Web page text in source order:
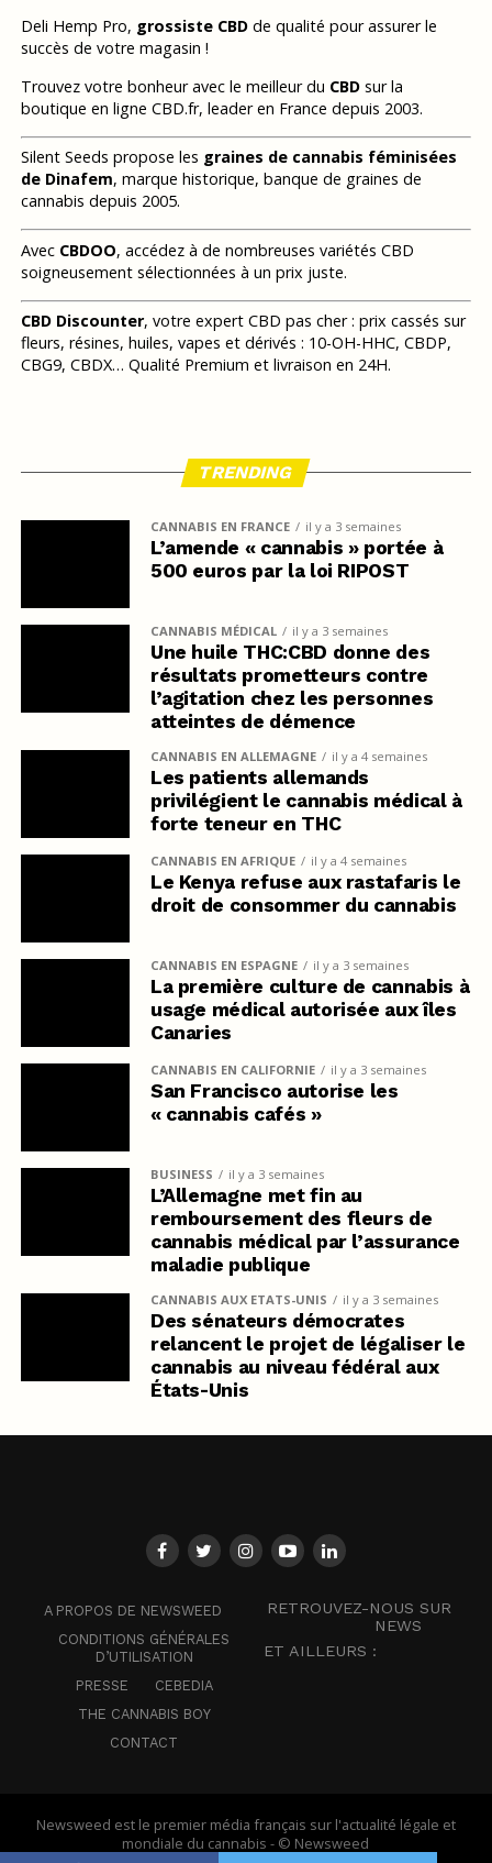
Deli Hemp Pro, grossiste CBDde qualité pour assurer le
succès de votre magasin !
Trouvez votre bonheur avec le meilleur du CBDsur la
boutique en ligne CBD.fr, leader en France depuis 2003.
Silent Seeds propose les graines de cannabis féminisées
de Dinafem, marque historique, banque de graines de
cannabis depuis 2005.
Avec CBDOO, accédez à de nombreuses variétés CBD
soigneusement sélectionnées à un prix juste.
CBD Discounter, votre expert CBD pas cher : prix cassés sur
fleurs, résines, huiles, vapes et dérivés : 10-OH-HHC, CBDP,
CBG9, CBDX… Qualité Premium et livraison en 24H.
TRENDING
CANNABIS EN FRANCE il y a 3 semaines
L’amende « cannabis » portée à
500 euros par la loi RIPOST
CANNABIS MÉDICAL il y a 3 semaines
Une huile THC:CBD donne des
résultats prometteurs contre
l’agitation chez les personnes
atteintes de démence
CANNABIS EN ALLEMAGNE il y a 4 semaines
Les patients allemands
privilégient le cannabis médical à
forte teneur en THC
CANNABIS EN AFRIQUE il y a 4 semaines
Le Kenya refuse aux rastafaris le
droit de consommer du cannabis
CANNABIS EN ESPAGNE il y a 3 semaines
La première culture de cannabis à
usage médical autorisée aux îles
Canaries
CANNABIS EN CALIFORNIE il y a 3 semaines
San Francisco autorise les
« cannabis cafés »
BUSINESS il y a 3 semaines
L’Allemagne met fin au
remboursement des fleurs de
cannabis médical par l’assurance
maladie publique
CANNABIS AUX ETATS-UNIS il y a 3 semaines
Des sénateurs démocrates
relancent le projet de légaliser le
cannabis au niveau fédéral aux
États-Unis
A PROPOS DE NEWSWEED
CONDITIONS GÉNÉRALES
D’UTILISATION
PRESSE
CEBEDIA
THE CANNABIS BOY
CONTACT
RETROUVEZ-NOUS SUR
NEWS
ET AILLEURS :
Newsweed est le premier média français sur l'actualité légale et
mondiale du cannabis - © Newsweed